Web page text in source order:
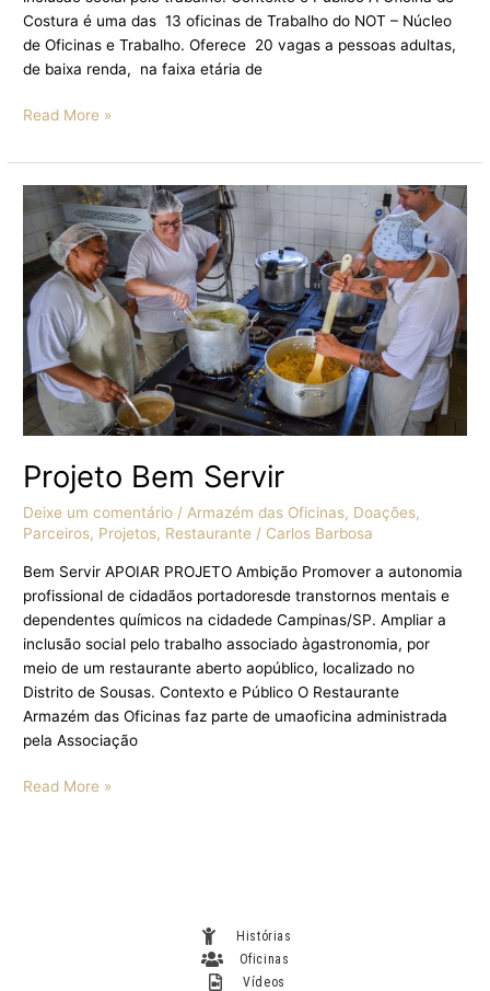
Costura é uma das 13 oficinas de Trabalho do NOT – Núcleo
de Oficinas e Trabalho. Oferece 20 vagas a pessoas adultas,
de baixa renda, na faixa etária de
Read More »
Projeto Bem Servir
Deixe um comentário / Armazém das Oficinas, Doações,
Parceiros, Projetos, Restaurante / Carlos Barbosa
Bem Servir APOIAR PROJETO Ambição Promover a autonomia
profissional de cidadãos portadoresde transtornos mentais e
dependentes químicos na cidadede Campinas/SP. Ampliar a
inclusão social pelo trabalho associado àgastronomia, por
meio de um restaurante aberto aopúblico, localizado no
Distrito de Sousas. Contexto e Público O Restaurante
Armazém das Oficinas faz parte de umaoficina administrada
pela Associação
Projeto
Bem
Servir
Read More »
Histórias
Oficinas
Vídeos